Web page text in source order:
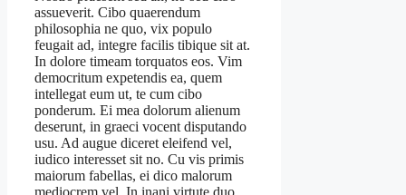
assueverit. Cibo quaerendum
philosophia ne quo, vix populo
feugait ad, integre facilis tibique sit at.
In dolore timeam torquatos eos. Vim
democritum expetendis ea, quem
intellegat eum ut, te cum cibo
ponderum. Ei mea dolorum alienum
deserunt, in graeci vocent disputando
usu. Ad augue diceret eleifend vel,
iudico interesset sit no. Cu vis primis
maiorum fabellas, ei dico malorum
mediocrem vel. In inani virtute duo,